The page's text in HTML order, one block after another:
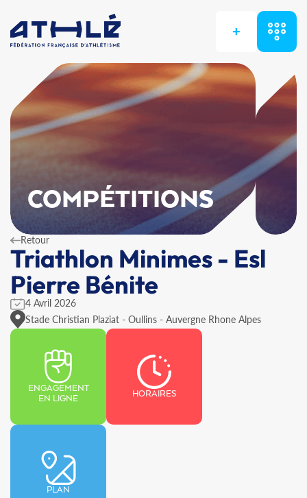
+
COMPÉTITIONS
Retour
Triathlon Minimes - Esl
Pierre Bénite
4 Avril 2026
Stade Christian Plaziat - Oullins - Auvergne Rhone Alpes
ENGAGEMENT
EN LIGNE
HORAIRES
PLAN